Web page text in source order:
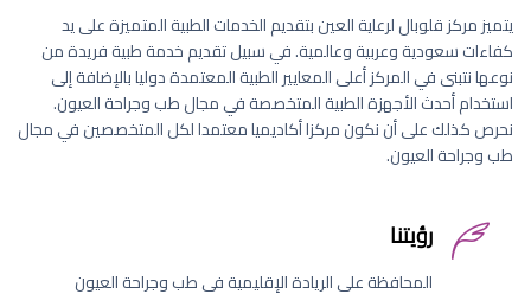
يتميز مركز قلوبال لرعاية العين بتقديم الخدمات الطبية المتميزة على يد
كفاءات سعودية وعربية وعالمية. في سبيل تقديم خدمة طبية فريدة من
نوعها نتبنى في المركز أعلى المعايير الطبية المعتمدة دوليا بالإضافة إلى
استخدام أحدث الأجهزة الطبية المتخصصة في مجال طب وجراحة العيون.
نحرص كذلك على أن نكون مركزا أكاديميا معتمدا لكل المتخصصين في مجال
طب وجراحة العيون.
رؤيتنا
المحافظة على الريادة الإقليمية في طب وجراحة العيون